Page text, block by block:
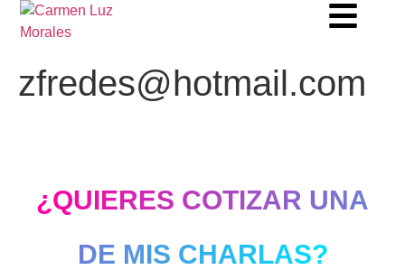
zfredes@hotmail.com
¿QUIERES COTIZAR UNA
DE MIS CHARLAS?